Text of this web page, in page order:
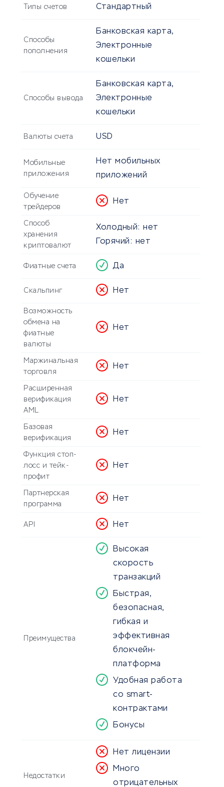
Типы счетов Стандартный
Способы
пополнения
Банковская карта,
Электронные
кошельки
Способы вывода
Банковская карта,
Электронные
кошельки
Валюты счета USD
Мобильные
приложения
Нет мобильных
приложений
Обучение
трейдеров
Нет
Способ
хранения
криптовалют
Холодный: нет
Горячий: нет
Фиатные счета Да
Скальпинг Нет
Возможность
обмена на
фиатные
валюты
Нет
Маржинальная
торговля
Нет
Расширенная
верификация
AML
Нет
Базовая
верификация
Нет
Функция стоп-
лосс и тейк-
профит
Нет
Партнерская
программа
Нет
API Нет
Преимущества
Высокая
скорость
транзакций
Быстрая,
безопасная,
гибкая и
эффективная
блокчейн-
платформа
Удобная работа
со smart-
контрактами
Бонусы
Недостатки
Нет лицензии
Много
отрицательных